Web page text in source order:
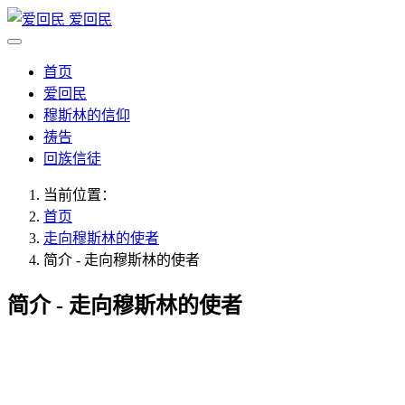
爱回民
首页
爱回民
穆斯林的信仰
祷告
回族信徒
当前位置：
首页
走向穆斯林的使者
简介 - 走向穆斯林的使者
简介 - 走向穆斯林的使者